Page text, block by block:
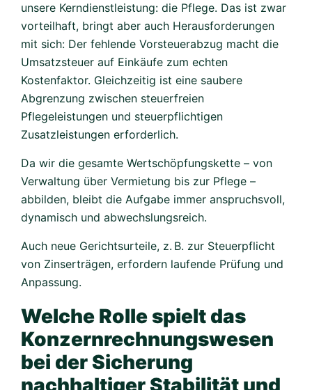
unsere Kerndienstleistung: die Pflege. Das ist zwar
vorteilhaft, bringt aber auch Herausforderungen
mit sich: Der fehlende Vorsteuerabzug macht die
Umsatzsteuer auf Einkäufe zum echten
Kostenfaktor. Gleichzeitig ist eine saubere
Abgrenzung zwischen steuerfreien
Pflegeleistungen und steuerpflichtigen
Zusatzleistungen erforderlich.
Da wir die gesamte Wertschöpfungskette – von
Verwaltung über Vermietung bis zur Pflege –
abbilden, bleibt die Aufgabe immer anspruchsvoll,
dynamisch und abwechslungsreich.
Auch neue Gerichtsurteile, z. B. zur Steuerpflicht
von Zinserträgen, erfordern laufende Prüfung und
Anpassung.
Welche Rolle spielt das
Konzernrechnungswesen
bei der Sicherung
nachhaltiger Stabilität und